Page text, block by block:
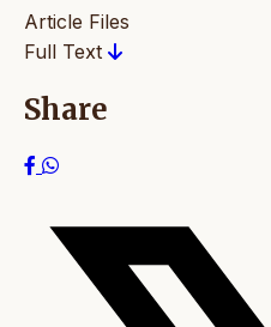
Article Files
Full Text
Share